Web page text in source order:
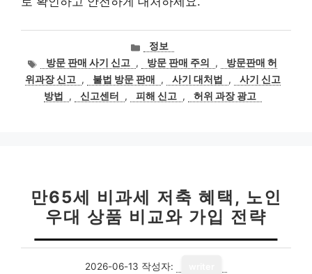
카
테
고
리
정보
태
그
방문 판매 사기 신고 , 방문 판매 주의 ,
방문판매 허
위과장 신고
, 불법 방문 판매 , 사기 대처법 ,
사기 신고
방법
, 신고센터 , 피해 신고 , 허위 과장 광고
만65세 비과세 저축 혜택, 노인
우대 상품 비교와 가입 전략
2026-06-13 작성자: